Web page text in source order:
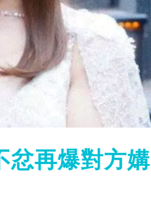
忿再爆對方媾